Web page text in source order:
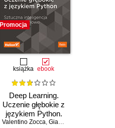
Promocja
książka ebook
Deep Learning.
Uczenie głębokie z
językiem Python.
Sztuczna
Valentino Zocca, Gianmario Spacagna